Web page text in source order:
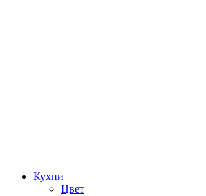
Кухни
Цвет